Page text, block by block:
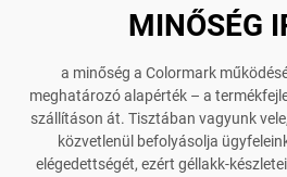
MINŐSÉG
a minőség a Colormark
meghatározó alapérték – a
szállításon át. Tisztában vagyunk
közvetlenül befolyásolja
elégedettségét, ezért géllakk-